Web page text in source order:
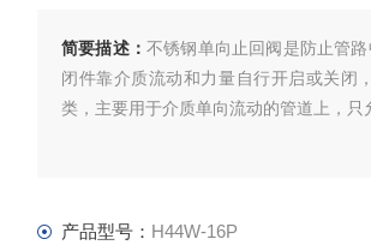
简要描述： 不锈钢单向止回阀是防止管
闭件靠介质流动和力量自行开启或关闭
类，主要用于介质单向流动的管道上，只
产品型号： H44W-16P